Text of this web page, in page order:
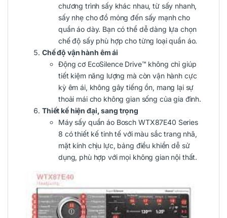
chương trình sấy khác nhau, từ sấy nhanh,
sấy nhẹ cho đồ mỏng đến sấy mạnh cho
quần áo dày. Bạn có thể dễ dàng lựa chọn
chế độ sấy phù hợp cho từng loại quần áo.
Chế độ vận hành êm ái
Động cơ EcoSilence Drive™ không chỉ giúp
tiết kiệm năng lượng mà còn vận hành cực
kỳ êm ái, không gây tiếng ồn, mang lại sự
thoải mái cho không gian sống của gia đình.
Thiết kế hiện đại, sang trọng
Máy sấy quần áo Bosch WTX87E40 Series
8 có thiết kế tinh tế với màu sắc trang nhã,
mặt kính chịu lực, bảng điều khiển dễ sử
dụng, phù hợp với mọi không gian nội thất.